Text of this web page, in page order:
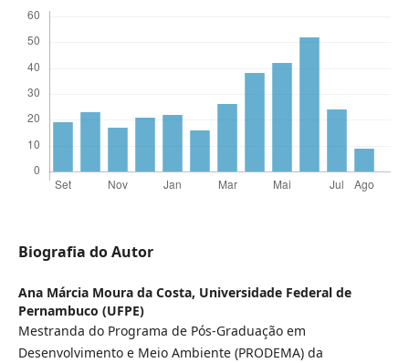
Biografia do Autor
Ana Márcia Moura da Costa, Universidade Federal de
Pernambuco (UFPE)
Mestranda do Programa de Pós-Graduação em
Desenvolvimento e Meio Ambiente (PRODEMA) da